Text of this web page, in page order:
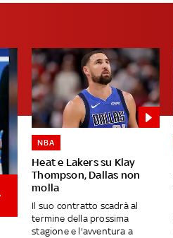
Heat e Lakers su Klay
Thompson, Dallas non
molla
NBA
Il suo contratto scadrà al
termine della prossima
stagione e l'avventura a